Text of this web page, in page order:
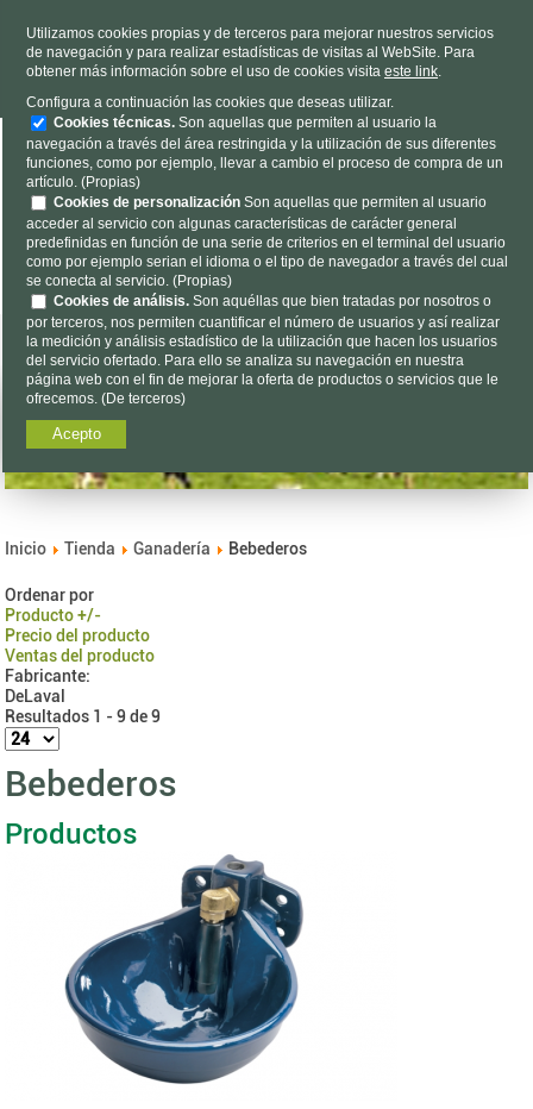
HORARIOL-V 9h a 19h S 9h a 13h
Dónde estamos |Contacto| Nosotros
Encuéntalo aquí...
Inicio Tienda Ganadería Bebederos
Ordenar por
Producto +/-
Precio del producto
Ventas del producto
Fabricante:
DeLaval
Resultados 1 - 9 de 9
Bebederos
Productos
Utilizamos cookies propias y de terceros para mejorar nuestros servicios
de navegación y para realizar estadísticas de visitas al WebSite. Para
obtener más información sobre el uso de cookies visita este link.
Configura a continuación las cookies que deseas utilizar.
Cookies técnicas. Son aquellas que permiten al usuario la
navegación a través del área restringida y la utilización de sus diferentes
funciones, como por ejemplo, llevar a cambio el proceso de compra de un
artículo. (Propias)
Cookies de personalización Son aquellas que permiten al usuario
acceder al servicio con algunas características de carácter general
predefinidas en función de una serie de criterios en el terminal del usuario
como por ejemplo serian el idioma o el tipo de navegador a través del cual
se conecta al servicio. (Propias)
Cookies de análisis. Son aquéllas que bien tratadas por nosotros o
por terceros, nos permiten cuantificar el número de usuarios y así realizar
la medición y análisis estadístico de la utilización que hacen los usuarios
del servicio ofertado. Para ello se analiza su navegación en nuestra
página web con el fin de mejorar la oferta de productos o servicios que le
ofrecemos. (De terceros)
Acepto